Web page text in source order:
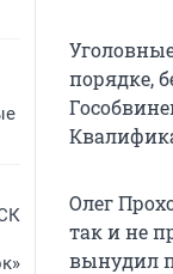
порядке,
Олег
так и не
вынудил